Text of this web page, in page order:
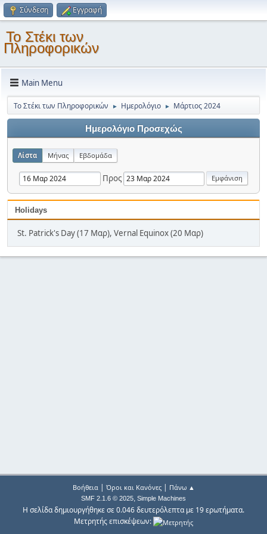
Σύνδεση Εγγραφή
Το Στέκι των
Πληροφορικών
Main Menu
Το Στέκι των Πληροφορικών ► Ημερολόγιο ► Μάρτιος 2024
Ημερολόγιο Προσεχώς
Λίστα Μήνας Εβδομάδα
Προς
Holidays
St. Patrick's Day (17 Μαρ), Vernal Equinox (20 Μαρ)
Βοήθεια| Όροι και Κανόνες| Πάνω ▲
SMF 2.1.6 © 2025, Simple Machines
Η σελίδα δημιουργήθηκε σε 0.046 δευτερόλεπτα με 19 ερωτήματα.
Μετρητής επισκέψεων: